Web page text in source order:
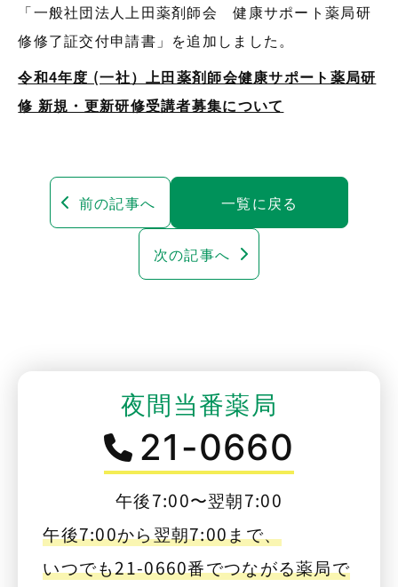
「一般社団法人上田薬剤師会 健康サポート薬局研
修修了証交付申請書」を追加しました。
令和4年度 (一社）上田薬剤師会健康サポート薬局研
修 新規・更新研修受講者募集について
前の記事へ 一覧に戻る
次の記事へ
夜間当番薬局
21-0660
午後7:00〜翌朝7:00
午後7:00から翌朝7:00まで、
いつでも21-0660番でつながる薬局で